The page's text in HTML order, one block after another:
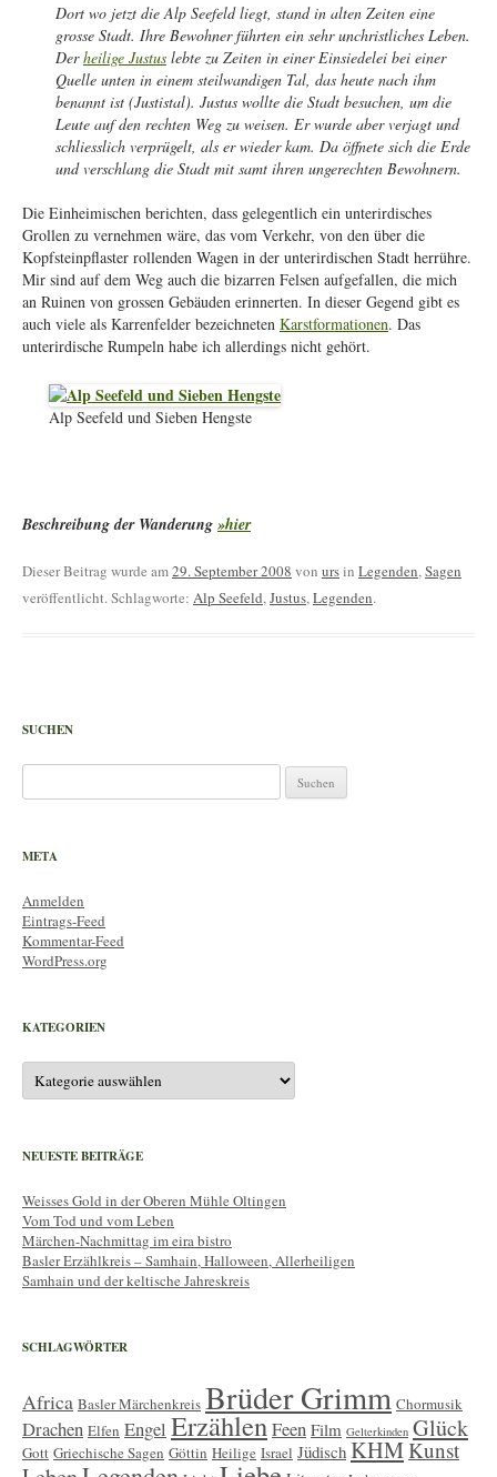
Dort wo jetzt die Alp Seefeld liegt, stand in alten Zeiten eine
grosse Stadt. Ihre Bewohner führten ein sehr unchristliches Leben.
Derheilige Justus lebte zu Zeiten in einer Einsiedelei bei einer
Quelle unten in einem steilwandigen Tal, das heute nach ihm
benannt ist (Justistal). Justus wollte die Stadt besuchen, um die
Leute auf den rechten Weg zu weisen. Er wurde aber verjagt und
schliesslich verprügelt, als er wieder kam. Da öffnete sich die Erde
und verschlang die Stadt mit samt ihren ungerechten Bewohnern.
Die Einheimischen berichten, dass gelegentlich ein unterirdisches
Grollen zu vernehmen wäre, das vom Verkehr, von den über die
Kopfsteinpflaster rollenden Wagen in der unterirdischen Stadt herrühre.
Mir sind auf dem Weg auch die bizarren Felsen aufgefallen, die mich
an Ruinen von grossen Gebäuden erinnerten. In dieser Gegend gibt es
auch viele als Karrenfelder bezeichneten Karstformationen. Das
unterirdische Rumpeln habe ich allerdings nicht gehört.
Alp Seefeld und Sieben Hengste
Beschreibung der Wanderung »hier
Dieser Beitrag wurde am29. September 2008 von ursin Legenden,Sagen
veröffentlicht. Schlagworte: Alp Seefeld,Justus,Legenden.
SUCHEN
nach:
META
Anmelden
Eintrags-Feed
Kommentar-Feed
WordPress.org
KATEGORIEN
Kategorien
NEUESTE BEITRÄGE
Weisses Gold in der Oberen Mühle Oltingen
Vom Tod und vom Leben
Märchen-Nachmittag im eira bistro
Basler Erzählkreis – Samhain, Halloween, Allerheiligen
Samhain und der keltische Jahreskreis
SCHLAGWÖRTER
Africa Basler Märchenkreis Brüder Grimm Chormusik
Drachen Elfen Engel ErzählenFeen Film Gelterkinden Glück
Gott Griechische Sagen Göttin Heilige Israel Jüdisch KHMKunst